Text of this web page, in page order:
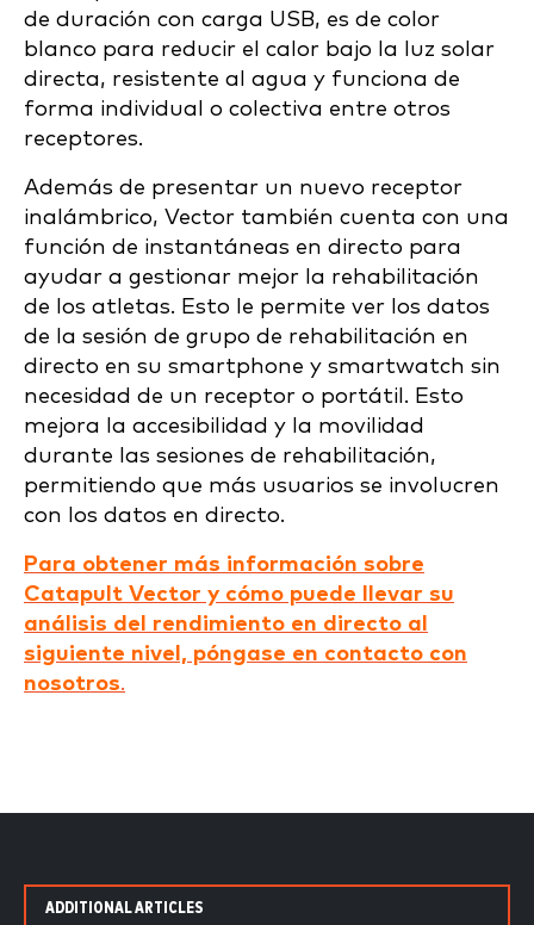
de duración con carga USB, es de color
blanco para reducir el calor bajo la luz solar
directa, resistente al agua y funciona de
forma individual o colectiva entre otros
receptores.
Además de presentar un nuevo receptor
inalámbrico, Vector también cuenta con una
función de instantáneas en directo para
ayudar a gestionar mejor la rehabilitación
de los atletas. Esto le permite ver los datos
de la sesión de grupo de rehabilitación en
directo en su smartphone y smartwatch sin
necesidad de un receptor o portátil. Esto
mejora la accesibilidad y la movilidad
durante las sesiones de rehabilitación,
permitiendo que más usuarios se involucren
con los datos en directo.
Para obtener más información sobre
Catapult Vector y cómo puede llevar su
análisis del rendimiento en directo al
siguiente nivel, póngase en contacto con
nosotros.
ADDITIONAL ARTICLES